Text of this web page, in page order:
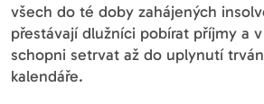
všech do té doby zahájených
přestávají dlužníci pobírat příjmy a
schopni setrvat až do uplynutí
kalendáře.